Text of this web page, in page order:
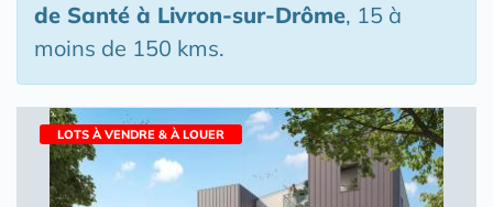
de Santé à Livron-sur-Drôme, 15 à
moins de 150 kms.
LOTS À VENDRE & À LOUER